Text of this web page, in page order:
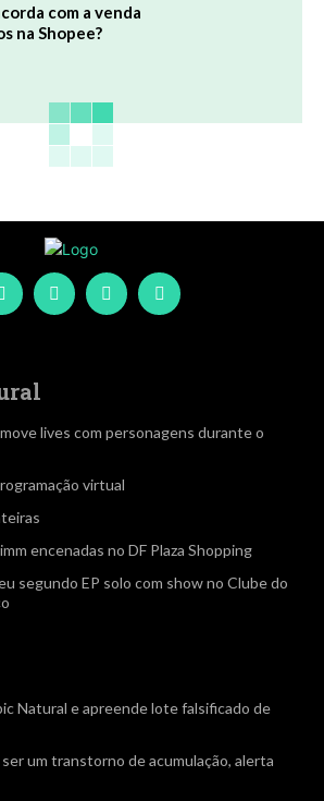
com a venda
na Shopee?
lives com personagens durante o
virtual
encenadas no DF Plaza Shopping
segundo EP solo com show no Clube do
Natural e apreende lote falsificado de
um transtorno de acumulação, alerta